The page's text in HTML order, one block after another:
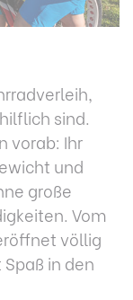
sind.
vorab: Ihr
und
große
Vom
völlig
in den